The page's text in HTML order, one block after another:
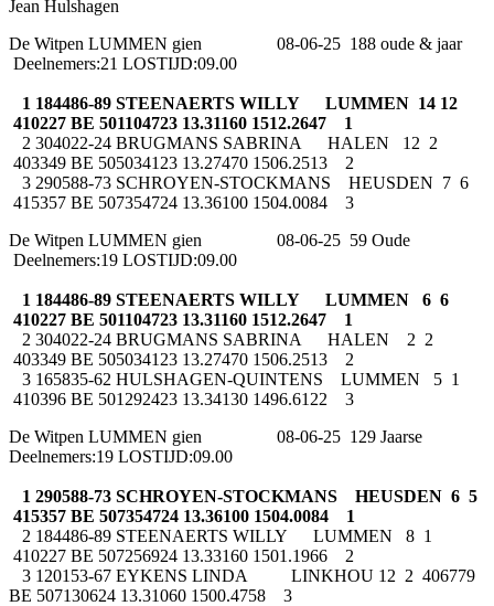
Jean Hulshagen
De Witpen LUMMEN gien 08-06-25 188 oude & jaar
Deelnemers:21 LOSTIJD:09.00
1 184486-89 STEENAERTS WILLY LUMMEN 14 12
410227 BE 501104723 13.31160 1512.2647 1
2 304022-24 BRUGMANS SABRINA HALEN 12 2
403349 BE 505034123 13.27470 1506.2513 2
3 290588-73 SCHROYEN-STOCKMANS HEUSDEN 7 6
415357 BE 507354724 13.36100 1504.0084 3
De Witpen LUMMEN gien 08-06-25 59 Oude
Deelnemers:19 LOSTIJD:09.00
1 184486-89 STEENAERTS WILLY LUMMEN 6 6
410227 BE 501104723 13.31160 1512.2647 1
2 304022-24 BRUGMANS SABRINA HALEN 2 2
403349 BE 505034123 13.27470 1506.2513 2
3 165835-62 HULSHAGEN-QUINTENS LUMMEN 5 1
410396 BE 501292423 13.34130 1496.6122 3
De Witpen LUMMEN gien 08-06-25 129 Jaarse
Deelnemers:19 LOSTIJD:09.00
1 290588-73 SCHROYEN-STOCKMANS HEUSDEN 6 5
415357 BE 507354724 13.36100 1504.0084 1
2 184486-89 STEENAERTS WILLY LUMMEN 8 1
410227 BE 507256924 13.33160 1501.1966 2
3 120153-67 EYKENS LINDA LINKHOU 12 2 406779
BE 507130624 13.31060 1500.4758 3